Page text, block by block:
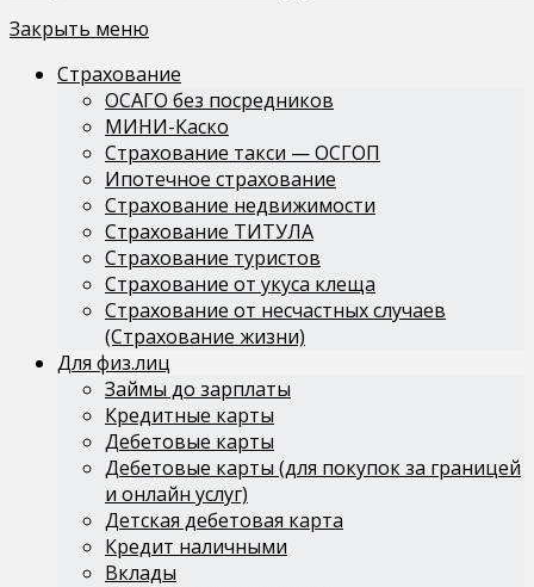
Закрыть меню
Страхование
ОСАГО без посредников
МИНИ-Каско
Страхование такси — ОСГОП
Ипотечное страхование
Страхование недвижимости
Страхование ТИТУЛА
Страхование туристов
Страхование от укуса клеща
Страхование от несчастных случаев
(Страхование жизни)
Для физ.лиц
Займы до зарплаты
Кредитные карты
Дебетовые карты
Дебетовые карты (для покупок за границей
и онлайн услуг)
Детская дебетовая карта
Кредит наличными
Вклады